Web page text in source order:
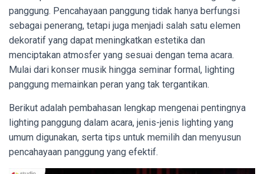
panggung. Pencahayaan panggung tidak hanya berfungsi
sebagai penerang, tetapi juga menjadi salah satu elemen
dekoratif yang dapat meningkatkan estetika dan
menciptakan atmosfer yang sesuai dengan tema acara.
Mulai dari konser musik hingga seminar formal, lighting
panggung memainkan peran yang tak tergantikan.
Berikut adalah pembahasan lengkap mengenai pentingnya
lighting panggung dalam acara, jenis-jenis lighting yang
umum digunakan, serta tips untuk memilih dan menyusun
pencahayaan panggung yang efektif.